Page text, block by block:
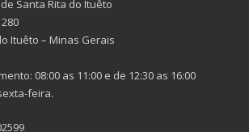
Santa Rita do Ituêto
Ituêto – Minas Gerais
08:00 as 11:00 e de 12:30 as 16:00
feira.